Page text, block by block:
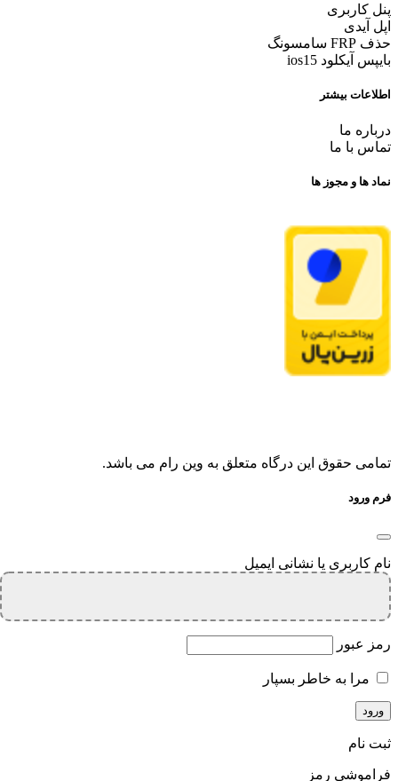
پنل کاربری
اپل آیدی
حذف FRP سامسونگ
بایپس آیکلود ios15
اطلاعات بیشتر
درباره ما
تماس با ما
نماد ها و مجوز ها
تمامی حقوق این درگاه متعلق به وین رام می باشد.
فرم ورود
نام کاربری یا نشانی ایمیل
رمز عبور
مرا به خاطر بسپار
ثبت نام
فراموشی رمز